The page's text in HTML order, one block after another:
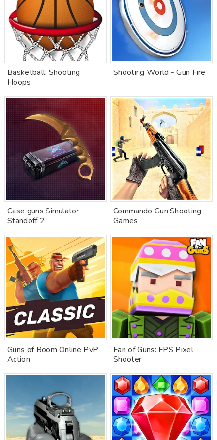
Basketball: Shooting
Hoops
Shooting World - Gun Fire
Case guns Simulator
Standoff 2
Commando Gun Shooting
Games
Guns of Boom Online PvP
Action
Fan of Guns: FPS Pixel
Shooter